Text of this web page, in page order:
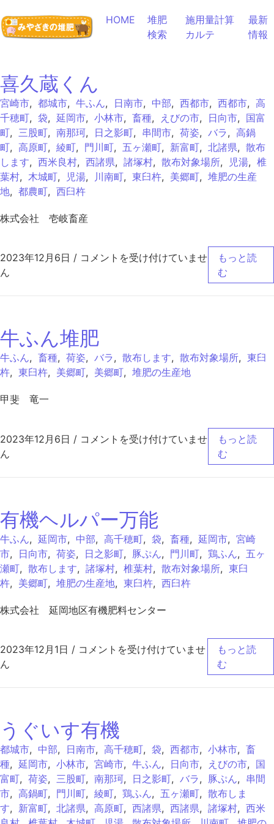
HOME
堆肥
検索
施用量計算
カルテ
最新
情報
喜久蔵くん
宮崎市, 都城市, 牛ふん, 日南市, 中部, 西都市, 西都市, 高
千穂町, 袋, 延岡市, 小林市, 畜種, えびの市, 日向市, 国富
町, 三股町, 南那珂, 日之影町, 串間市, 荷姿, バラ, 高鍋
町, 高原町, 綾町, 門川町, 五ヶ瀬町, 新富町, 北諸県, 散布
します, 西米良村, 西諸県, 諸塚村, 散布対象場所, 児湯, 椎
葉村, 木城町, 児湯, 川南町, 東臼杵, 美郷町, 堆肥の生産
地, 都農町, 西臼杵
株式会社 壱岐畜産
2023年12月6日 / 喜久蔵くん は
コメントを受け付けていませ
ん
もっと読
む
牛ふん堆肥
牛ふん, 畜種, 荷姿, バラ, 散布します, 散布対象場所, 東臼
杵, 東臼杵, 美郷町, 美郷町, 堆肥の生産地
甲斐 竜一
2023年12月6日 / 牛ふん堆肥 は
コメントを受け付けていませ
ん
もっと読
む
有機ヘルパー万能
牛ふん, 延岡市, 中部, 高千穂町, 袋, 畜種, 延岡市, 宮崎
市, 日向市, 荷姿, 日之影町, 豚ぷん, 門川町, 鶏ふん, 五ヶ
瀬町, 散布します, 諸塚村, 椎葉村, 散布対象場所, 東臼
杵, 美郷町, 堆肥の生産地, 東臼杵, 西臼杵
株式会社 延岡地区有機肥料センター
2023年12月1日 / 有機ヘルパー万能 は
コメントを受け付けていませ
ん
もっと読
む
うぐいす有機
都城市, 中部, 日南市, 高千穂町, 袋, 西都市, 小林市, 畜
種, 延岡市, 小林市, 宮崎市, 牛ふん, 日向市, えびの市, 国
富町, 荷姿, 三股町, 南那珂, 日之影町, バラ, 豚ぷん, 串間
市, 高鍋町, 門川町, 綾町, 鶏ふん, 五ヶ瀬町, 散布しま
す, 新富町, 北諸県, 高原町, 西諸県, 西諸県, 諸塚村, 西米